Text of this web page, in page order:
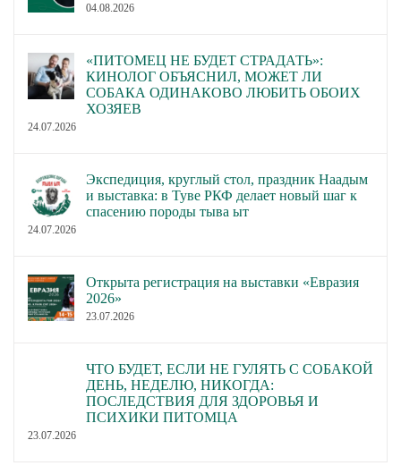
04.08.2026
«ПИТОМЕЦ НЕ БУДЕТ СТРАДАТЬ»:
КИНОЛОГ ОБЪЯСНИЛ, МОЖЕТ ЛИ
СОБАКА ОДИНАКОВО ЛЮБИТЬ ОБОИХ
ХОЗЯЕВ
24.07.2026
Экспедиция, круглый стол, праздник Наадым
и выставка: в Туве РКФ делает новый шаг к
спасению породы тыва ыт
24.07.2026
Открыта регистрация на выставки «Евразия
2026»
23.07.2026
ЧТО БУДЕТ, ЕСЛИ НЕ ГУЛЯТЬ С СОБАКОЙ
ДЕНЬ, НЕДЕЛЮ, НИКОГДА:
ПОСЛЕДСТВИЯ ДЛЯ ЗДОРОВЬЯ И
ПСИХИКИ ПИТОМЦА
23.07.2026